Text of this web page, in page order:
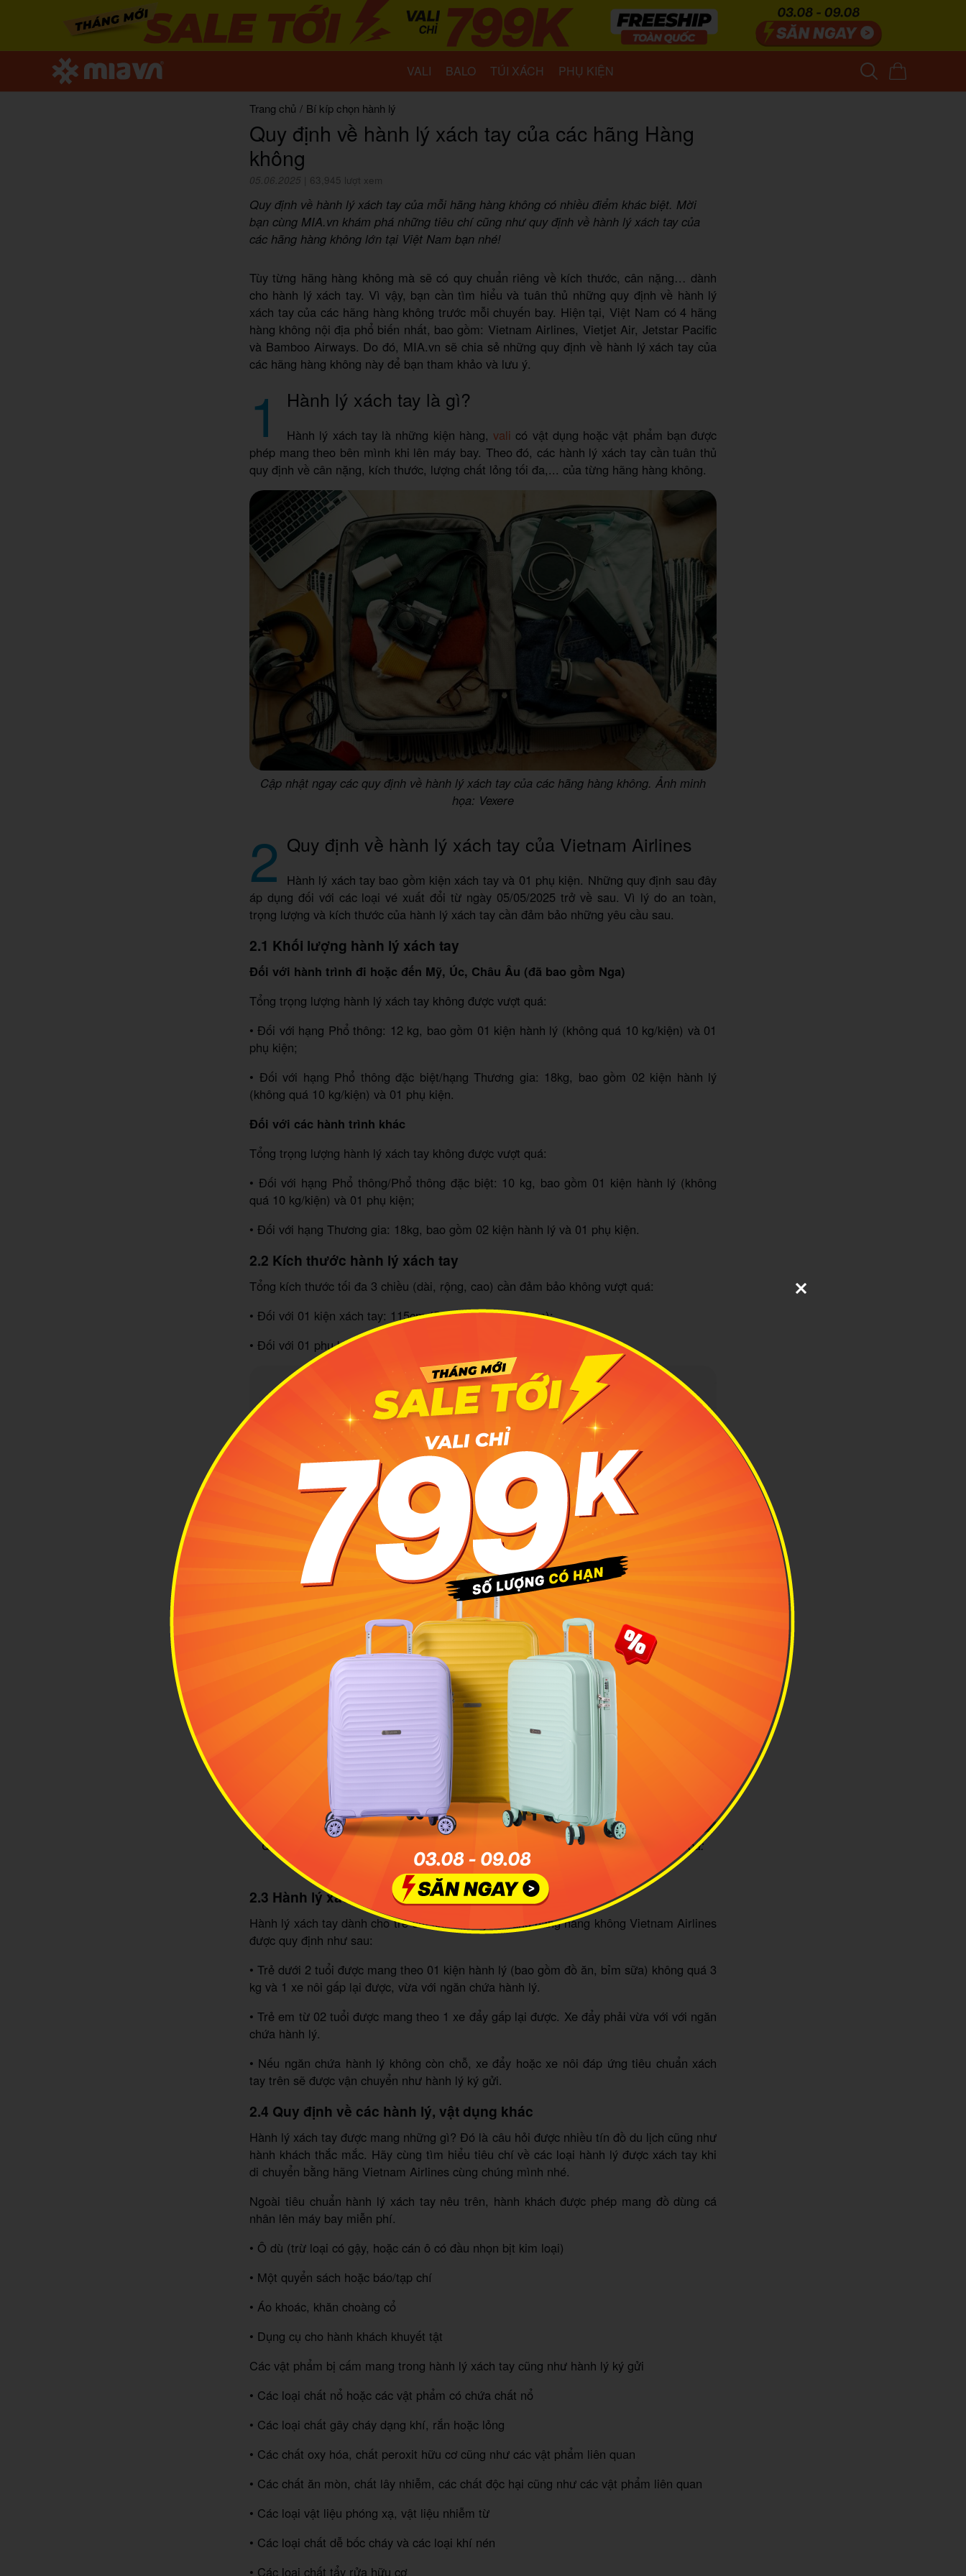
VALI BALO TÚI XÁCH PHỤ KIỆN
Trang chủ / Bí kíp chọn hành lý
Quy định về hành lý xách tay của các hãng Hàng
không
05.06.2025 63,945 lượt xem
Quy định về hành lý xách tay của mỗi hãng hàng không có nhiều điểm khác biệt. Mời
bạn cùng MIA.vn khám phá những tiêu chí cũng như quy định về hành lý xách tay của
các hãng hàng không lớn tại Việt Nam bạn nhé!
Tùy từng hãng hàng không mà sẽ có quy chuẩn riêng về kích thước, cân nặng… dành
cho hành lý xách tay. Vì vậy, bạn cần tìm hiểu và tuân thủ những quy định về hành lý
xách tay của các hãng hàng không trước mỗi chuyến bay. Hiện tại, Việt Nam có 4 hãng
hàng không nội địa phổ biến nhất, bao gồm: Vietnam Airlines, Vietjet Air, Jetstar Pacific
và Bamboo Airways. Do đó, MIA.vn sẽ chia sẻ những quy định về hành lý xách tay của
các hãng hàng không này để bạn tham khảo và lưu ý.
1 Hành lý xách tay là gì?
Hành lý xách tay là những kiện hàng, vali có vật dụng hoặc vật phẩm bạn được
phép mang theo bên mình khi lên máy bay. Theo đó, các hành lý xách tay cần tuân thủ
quy định về cân nặng, kích thước, lượng chất lỏng tối đa,... của từng hãng hàng không.
Cập nhật ngay các quy định về hành lý xách tay của các hãng hàng không. Ảnh minh
họa: Vexere
2 Quy định về hành lý xách tay của Vietnam Airlines
Hành lý xách tay bao gồm kiện xách tay và 01 phụ kiện. Những quy định sau đây
áp dụng đối với các loại vé xuất đổi từ ngày 05/05/2025 trở về sau. Vì lý do an toàn,
trọng lượng và kích thước của hành lý xách tay cần đảm bảo những yêu cầu sau.
2.1 Khối lượng hành lý xách tay
Đối với hành trình đi hoặc đến Mỹ, Úc, Châu Âu (đã bao gồm Nga)
Tổng trọng lượng hành lý xách tay không được vượt quá:
• Đối với hạng Phổ thông: 12 kg, bao gồm 01 kiện hành lý (không quá 10 kg/kiện) và 01
phụ kiện;
• Đối với hạng Phổ thông đặc biệt/hạng Thương gia: 18kg, bao gồm 02 kiện hành lý
(không quá 10 kg/kiện) và 01 phụ kiện.
Đối với các hành trình khác
Tổng trọng lượng hành lý xách tay không được vượt quá:
• Đối với hạng Phổ thông/Phổ thông đặc biệt: 10 kg, bao gồm 01 kiện hành lý (không
quá 10 kg/kiện) và 01 phụ kiện;
• Đối với hạng Thương gia: 18kg, bao gồm 02 kiện hành lý và 01 phụ kiện.
2.2 Kích thước hành lý xách tay
Tổng kích thước tối đa 3 chiều (dài, rộng, cao) cần đảm bảo không vượt quá:
• Đối với 01 kiện xách tay: 115cm (56cm x 36cm x 23cm);
• Đối với 01 phụ kiện: 40cm x 30cm x 15cm.
Quy định về hành lý xách tay của hãng hàng không Vietnam Airlines. Ảnh minh họa:
Vietnam Airlines
2.3 Hành lý xách tay dành cho trẻ em
Hành lý xách tay dành cho trẻ em khi di chuyển bằng hãng hàng không Vietnam Airlines
được quy định như sau:
• Trẻ dưới 2 tuổi được mang theo 01 kiện hành lý (bao gồm đồ ăn, bỉm sữa) không quá 3
kg và 1 xe nôi gấp lại được, vừa với ngăn chứa hành lý.
• Trẻ em từ 02 tuổi được mang theo 1 xe đẩy gấp lại được. Xe đẩy phải vừa với với ngăn
chứa hành lý.
• Nếu ngăn chứa hành lý không còn chỗ, xe đẩy hoặc xe nôi đáp ứng tiêu chuẩn xách
tay trên sẽ được vận chuyển như hành lý ký gửi.
2.4 Quy định về các hành lý, vật dụng khác
Hành lý xách tay được mang những gì? Đó là câu hỏi được nhiều tín đồ du lịch cũng như
hành khách thắc mắc. Hãy cùng tìm hiểu tiêu chí về các loại hành lý được xách tay khi
di chuyển bằng hãng Vietnam Airlines cùng chúng mình nhé.
Ngoài tiêu chuẩn hành lý xách tay nêu trên, hành khách được phép mang đồ dùng cá
nhân lên máy bay miễn phí.
• Ô dù (trừ loại có gậy, hoặc cán ô có đầu nhọn bịt kim loại)
• Một quyển sách hoặc báo/tạp chí
• Áo khoác, khăn choàng cổ
• Dụng cụ cho hành khách khuyết tật
Các vật phẩm bị cấm mang trong hành lý xách tay cũng như hành lý ký gửi
• Các loại chất nổ hoặc các vật phẩm có chứa chất nổ
• Các loại chất gây cháy dạng khí, rắn hoặc lỏng
• Các chất oxy hóa, chất peroxit hữu cơ cũng như các vật phẩm liên quan
• Các chất ăn mòn, chất lây nhiễm, các chất độc hại cũng như các vật phẩm liên quan
• Các loại vật liệu phóng xạ, vật liệu nhiễm từ
• Các loại chất dễ bốc cháy và các loại khí nén
• Các loại chất tẩy rửa hữu cơ